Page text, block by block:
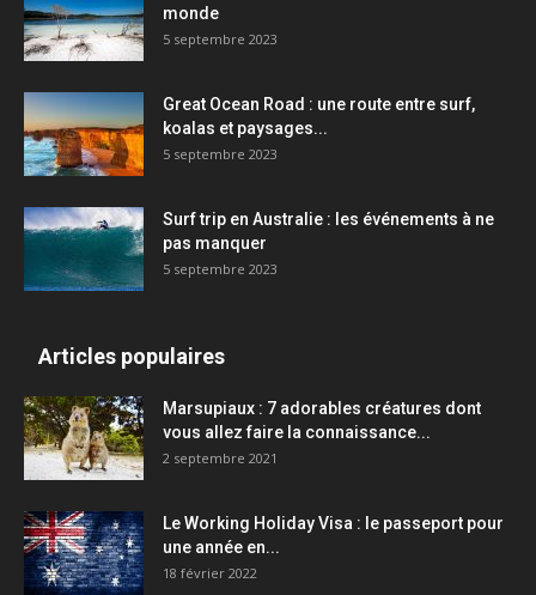
monde
5 septembre 2023
Great Ocean Road : une route entre surf,
koalas et paysages...
5 septembre 2023
Surf trip en Australie : les événements à ne
pas manquer
5 septembre 2023
Articles populaires
Marsupiaux : 7 adorables créatures dont
vous allez faire la connaissance...
2 septembre 2021
Le Working Holiday Visa : le passeport pour
une année en...
18 février 2022